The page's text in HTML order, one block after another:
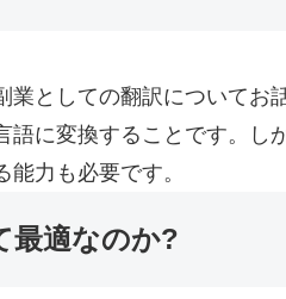
業としての翻訳についてお
語に変換することです。し
力も必要です。
最適なのか?